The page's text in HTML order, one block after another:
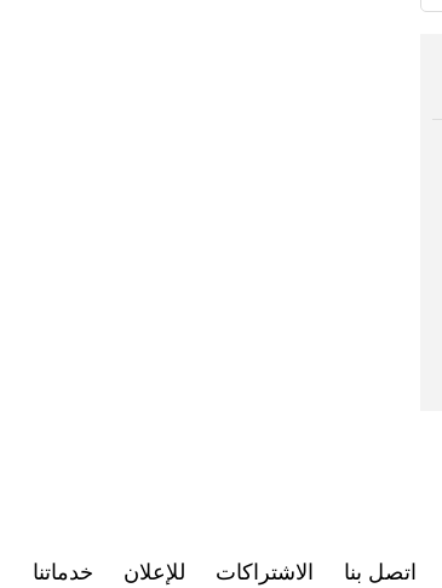
اتصل بنا الاشتراكات للإعلان خدماتنا